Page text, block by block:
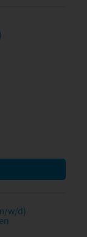
w/d)